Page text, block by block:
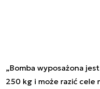
„Bomba wyposażona
250 kg i może razić cele